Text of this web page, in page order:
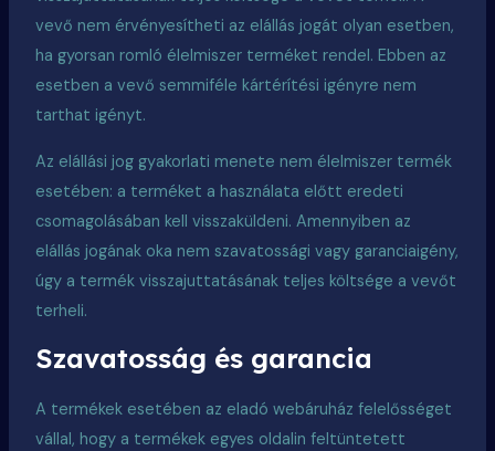
vevő nem érvényesítheti az elállás jogát olyan esetben,
ha gyorsan romló élelmiszer terméket rendel. Ebben az
esetben a vevő semmiféle kártérítési igényre nem
tarthat igényt.
Az elállási jog gyakorlati menete nem élelmiszer termék
esetében: a terméket a használata előtt eredeti
csomagolásában kell visszaküldeni. Amennyiben az
elállás jogának oka nem szavatossági vagy garanciaigény,
úgy a termék visszajuttatásának teljes költsége a vevőt
terheli.
Szavatosság és garancia
A termékek esetében az eladó webáruház felelősséget
vállal, hogy a termékek egyes oldalin feltüntetett